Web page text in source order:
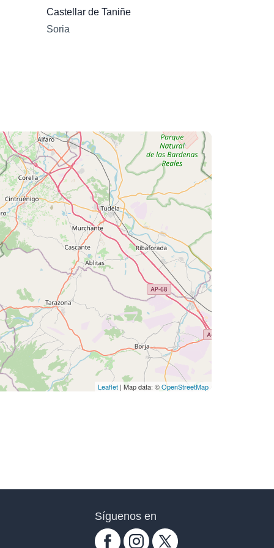
Castellar de Taniñe
Soria
Leaflet | Map data: ©OpenStreetMap
Síguenos en